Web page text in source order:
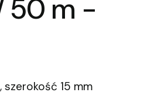
50 m -
szerokość 15 mm